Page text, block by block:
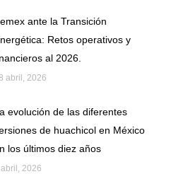
ante la Transición
Retos operativos y
al 2026.
abril, 2026
evolución de las diferentes
de huachicol en México
los últimos diez años
2026